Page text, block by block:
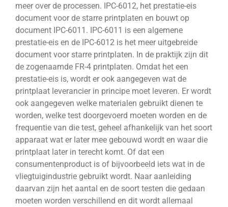
meer over de processen. IPC-6012, het prestatie-eis
document voor de starre printplaten en bouwt op
document IPC-6011. IPC-6011 is een algemene
prestatie-eis en de IPC-6012 is het meer uitgebreide
document voor starre printplaten. In de praktijk zijn dit
de zogenaamde FR-4 printplaten. Omdat het een
prestatie-eis is, wordt er ook aangegeven wat de
printplaat leverancier in principe moet leveren. Er wordt
ook aangegeven welke materialen gebruikt dienen te
worden, welke test doorgevoerd moeten worden en de
frequentie van die test, geheel afhankelijk van het soort
apparaat wat er later mee gebouwd wordt en waar die
printplaat later in terecht komt. Of dat een
consumentenproduct is of bijvoorbeeld iets wat in de
vliegtuigindustrie gebruikt wordt. Naar aanleiding
daarvan zijn het aantal en de soort testen die gedaan
moeten worden verschillend en dit wordt allemaal